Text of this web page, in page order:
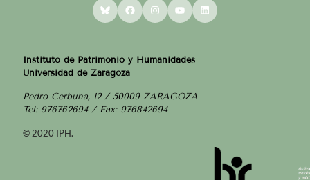
BlueskyFacebookInstagram
YouTubeLinkedIn
Instituto de Patrimonio y Humanidades
Universidad de Zaragoza
Pedro Cerbuna, 12 / 50009 ZARAGOZA
Tel: 976762694 / Fax: 976842694
© 2020 IPH.